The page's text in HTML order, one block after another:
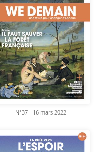
N°37 - 16 mars 2022